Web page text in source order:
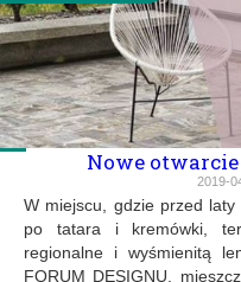
Nowe otwarcie
2019-
W miejscu, gdzie przed
po tatara i kremówki,
regionalne i wyśmienitą
FORUM DESIGNU,